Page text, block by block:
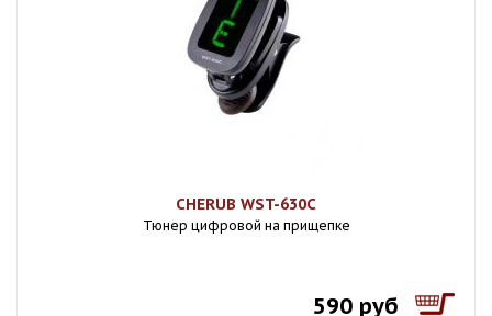
CHERUB WST-630C
Тюнер цифровой на прищепке
590 руб